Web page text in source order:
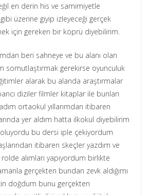
en derin his ve samimiyetle
üzerine giyip izleyeceği gerçek
için gereken bir köprü diyebilirim.
beri sahneye ve bu alanı olan
somutlaştırmak gerekirse oyunculuk
alarak bu alanda araştırmalar
diziler filmler kitaplar ile bunları
ortaokul yıllarımdan itibaren
yer aldım hatta ilkokul diyebilirim
bu dersi iple çekiyordum
itibaren skeçler yazdım ve
rolde alımları yapıyordum birlikte
gerçekten bundan zevk aldığımı
doğdum bunu gerçekten